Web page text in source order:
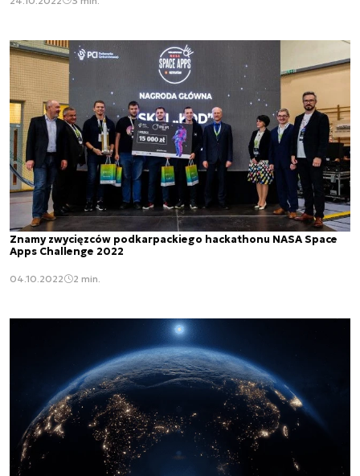
Znamy zwycięzców podkarpackiego hackathonu NASA Space
Apps Challenge 2022
04.10.2022 2 min.